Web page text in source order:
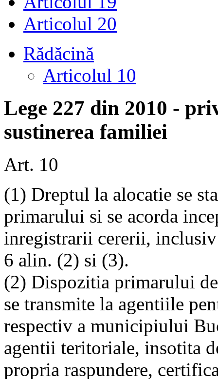
Articolul 20
Rădăcină
Articolul 10
Lege 227 din 2010 -
sustinerea familiei
Art. 10
(1) Dreptul la alocatie se
primarului si se acorda
inregistrarii cererii,
6 alin. (2) si (3).
(2) Dispozitia primarului
se transmite la agentiile
respectiv a municipiului
agentii teritoriale, insotita
propria raspundere,